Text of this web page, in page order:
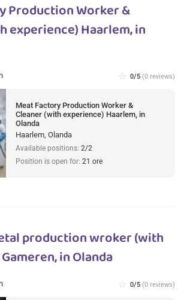
Production Worker &
experience) Haarlem, in
star_border 0/5 (0 reviews)
Meat Factory Production Worker &
Cleaner (with experience) Haarlem, in
Olanda
Haarlem, Olanda
Available positions: 2/2
Position is open for: 21 ore
production wroker (with
in Olanda
star_border 0/5 (0 reviews)